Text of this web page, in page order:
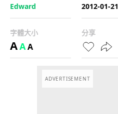
Edward
2012-01-21
字體大小
AAA
分享
ADVERTISEMENT